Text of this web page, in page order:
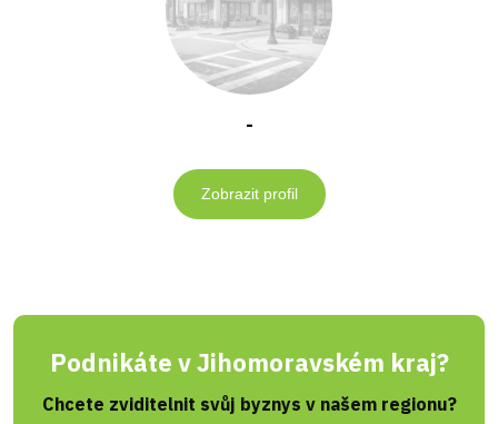
-
Zobrazit profil
Podnikáte v Jihomoravském kraj?
Chcete zviditelnit svůj byznys v našem regionu?